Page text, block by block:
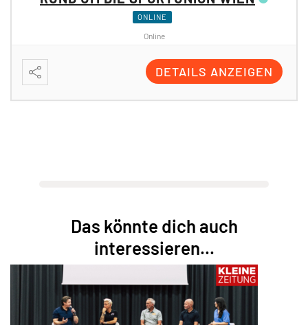
ONLINE
Online
DETAILS ANZEIGEN
Das könnte dich auch
interessieren...